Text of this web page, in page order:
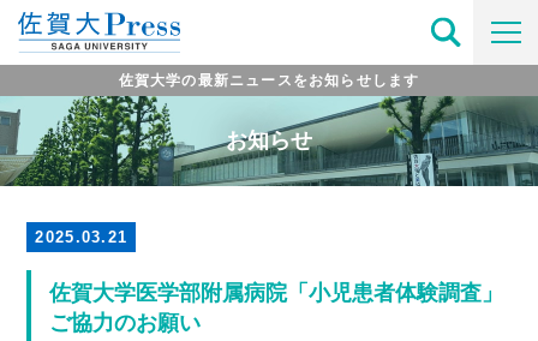
佐賀大学の最新ニュースをお知らせします
お知らせ
2025.03.21
佐賀大学医学部附属病院「小児患者体験調査」
ご協力のお願い